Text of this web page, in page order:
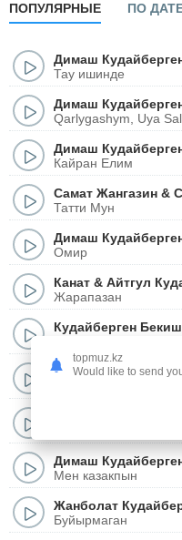
ПОПУЛЯРНЫЕ ПО
Димаш
Тау ишинде
Димаш
Qarlygashym, Uya
Димаш
Кайран Елим
Самат Жангазин &
Татти Мун
Димаш
Омир
Канат & Айтгул
Жарапазан
Кудайберген Бекиш
Димаш
Димаш
Мен казакпын
Жанболат
Буйырмаган
topmuz.kz
Would like to send